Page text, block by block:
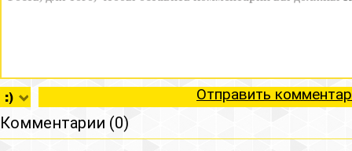
Отправить
Комментарии (0)